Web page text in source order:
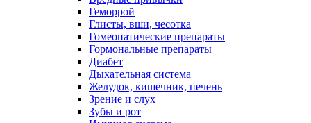
Геморрой
Глисты, вши, чесотка
Гомеопатические препараты
Гормональные препараты
Диабет
Дыхательная система
Желудок, кишечник, печень
Зрение и слух
Зубы и рот